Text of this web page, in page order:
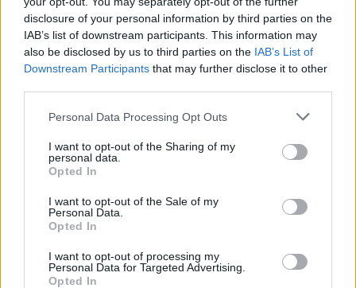
disclosure of your personal information by third parties on the
IAB’s list of downstream participants. This information may
also be disclosed by us to third parties on the IAB’s List of
Downstream Participants that may further disclose it to other
Personal Data Processing Opt Outs
I want to opt-out of the Sharing of my
personal data.
Opted In
I want to opt-out of the Sale of my
Personal Data.
Opted In
I want to opt-out of processing my
Personal Data for Targeted Advertising.
Opted In
1023.Bp. Zsigmond tér 11.
1023
Telefon: 18008123
Weboldal:
http://www.mugyujtokhaza.hu
Bemutatkozás: 2013 nyarán nyitottuk meg Galériánkat
áron, gyorsan találjanak vevőt műtárgyaikra, az eladók pedig
rendszeresen tudják gazdagítani gyűjteményüket változatos
kínálatunkból. Ezért is rendezünk minden második héten,
szerda esténként online árverést! Kedd-től péntek-ig 11.00-este
18.00 óráig várjuk szeretettel az érdeklődőket.
GALÉRIA TOVÁBBI MŰTÁRGYAI